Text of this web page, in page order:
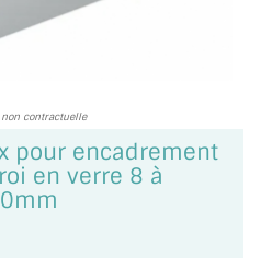
BRASSERIE
COULEUR
non contractuelle
pour encadrement
en verre 8 à